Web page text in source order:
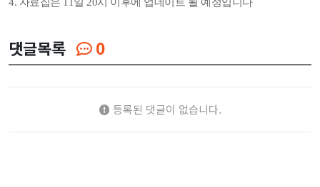
댓글목록 0
등록된 댓글이 없습니다.